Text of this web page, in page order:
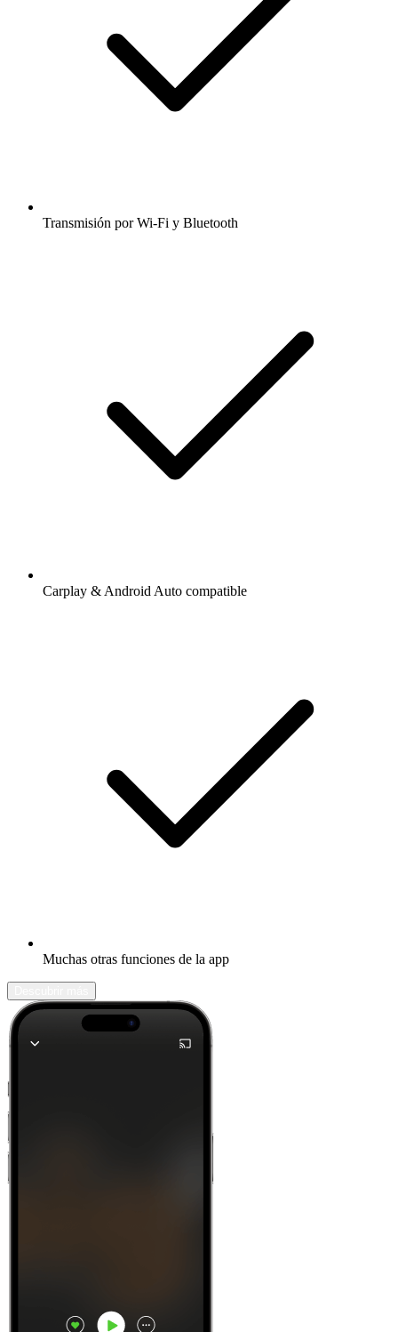
Transmisión por Wi-Fi y Bluetooth
Carplay & Android Auto compatible
Muchas otras funciones de la app